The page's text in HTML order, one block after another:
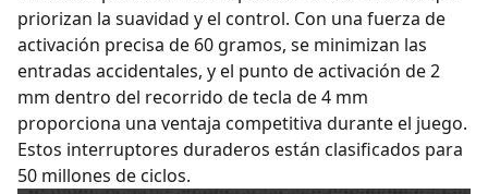
priorizan la suavidad y el control. Con una fuerza de
activación precisa de 60 gramos, se minimizan las
entradas accidentales, y el punto de activación de 2
mm dentro del recorrido de tecla de 4 mm
proporciona una ventaja competitiva durante el juego.
Estos interruptores duraderos están clasificados para
50 millones de ciclos.